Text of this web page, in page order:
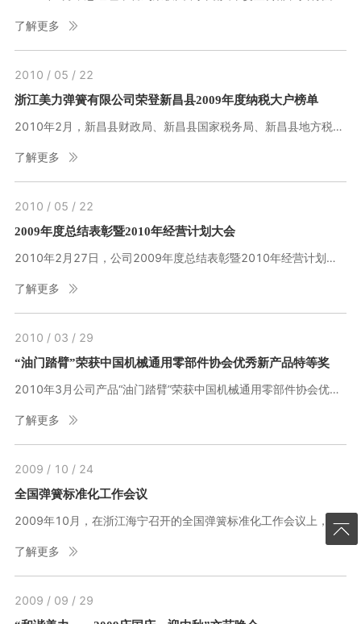
了解更多
2010 / 05 / 22
浙江美力弹簧有限公司荣登新昌县2009年度纳税大户榜单
2010年2月，新昌县财政局、新昌县国家税务局、新昌县地方税务局对年纳税额超百万元的纳税人进行通报表彰，以鼓励先进。浙江美力弹簧有限公司荣登新昌县2009年度纳税大户榜单。
了解更多
2010 / 05 / 22
2009年度总结表彰暨2010年经营计划大会
2010年2月27日，公司2009年度总结表彰暨2010年经营计划大会在儒岙中学大会堂隆重召开，公司所有干部职工参加了会议，儒岙镇党委书记盛学东出席并做了重要讲话，会议由儒岙镇副镇长潘渌淳主持。
了解更多
2010 / 03 / 29
“油门踏臂”荣获中国机械通用零部件协会优秀新产品特等奖
2010年3月公司产品“油门踏臂”荣获中国机械通用零部件协会优秀新产品特等奖。
了解更多
2009 / 10 / 24
全国弹簧标准化工作会议
2009年10月，在浙江海宁召开的全国弹簧标准化工作会议上，公司荣膺“全国弹簧标准化工作先进单位”的荣誉，总经理章碧鸿被评为“全国弹簧标准化工作先进个人” ，公司高级工程师屠世润被授予“全国弹簧标准化成就奖”。
了解更多
2009 / 09 / 29